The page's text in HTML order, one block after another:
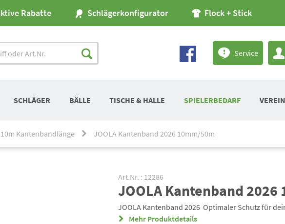
Rabatte Schlägerkonfigurator Flock + Stick
Service
SCHLÄGER BÄLLE TISCHE & HALLE SPIELERBEDARF
Kantenbandlänge JOOLA Kantenband 2026 10mm/50m
Art.Nr. : 12286
JOOLA Kantenband 2026
JOOLA Kantenband 2026  Optimaler Schutz für
Mehr Produktdetails